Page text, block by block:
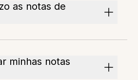
as notas de
minhas notas